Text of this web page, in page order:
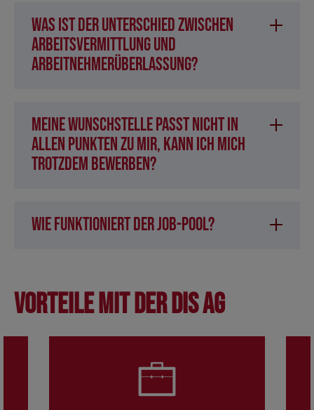
Was ist der Unterschied zwischen
Arbeitsvermittlung und
Arbeitnehmerüberlassung?
Meine Wunschstelle passt nicht in
allen Punkten zu mir, kann ich mich
trotzdem bewerben?
Wie funktioniert der Job-Pool?
Vorteile mit der DIS AG